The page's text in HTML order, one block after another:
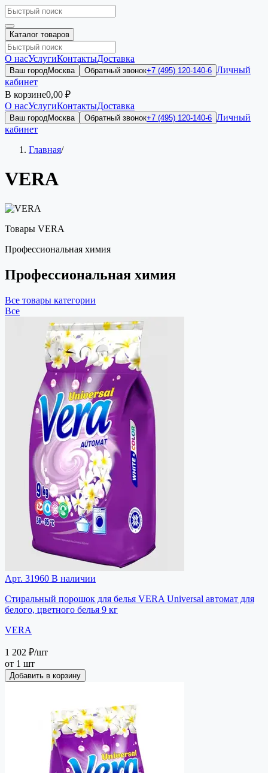
Каталог товаров
О насУслугиКонтактыДоставка
Ваш городМосква Обратный звонок+7 (495) 120-140-6 Личный
кабинет
В корзине0,00 ₽
О насУслугиКонтактыДоставка
Ваш городМосква Обратный звонок+7 (495) 120-140-6 Личный
кабинет
Главная/
VERA
Товары VERA
Профессиональная химия
Профессиональная химия
Все товары категории
Все
Арт. 31960 В наличии
Стиральный порошок для белья VERA Universal автомат для
белого, цветного белья 9 кг
VERA
1 202 ₽/шт
от 1 шт
Добавить в корзину